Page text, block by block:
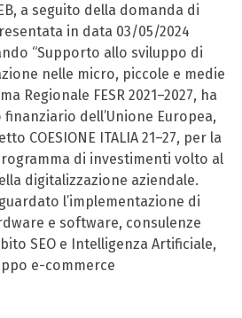
a seguito della domanda di
in data 03/05/2024
“Supporto allo sviluppo di
nelle micro, piccole e medie
Regionale FESR 2021–2027, ha
dell’Unione Europea,
COESIONE ITALIA 21–27, per la
di investimenti volto al
digitalizzazione aziendale.
l’implementazione di
e software, consulenze
SEO e Intelligenza Artificiale,
e-commerce